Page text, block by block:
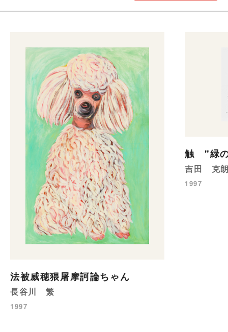
法被威穂猥屠摩訶論ちゃん
長谷川 繁
1997
触 "緑
吉田 克
1997